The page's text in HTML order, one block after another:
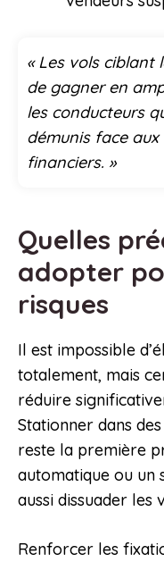
« Les vols ciblant
de gagner en
les conducteurs
démunis face
financiers. »
Quelles
adopter
risques
Il est impossible
totalement, mais
réduire
Stationner dans
reste la première
automatique ou un
aussi dissuader les
Renforcer les